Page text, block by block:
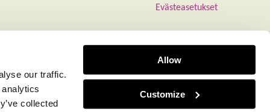
our traffic.
collected
Allow
Customize
Evästeasetukset